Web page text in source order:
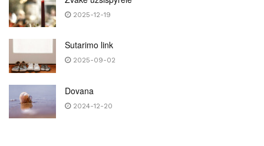
2025-12-19
Sutarimo link
2025-09-02
Dovana
2024-12-20